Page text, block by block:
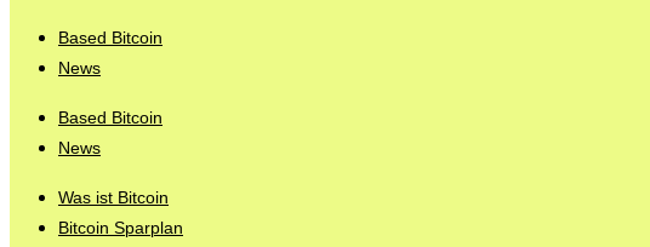
Based Bitcoin
News
Based Bitcoin
News
Was ist Bitcoin
Bitcoin Sparplan